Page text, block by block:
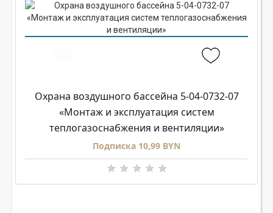
Охрана воздушного бассейна 5-04-0732-07
«Монтаж и эксплуатация систем
теплогазоснабжения и вентиляции»
Подписка 10,99 BYN